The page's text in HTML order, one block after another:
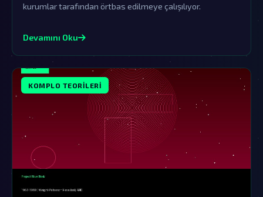
kurumlar tarafından örtbas edilmeye çalışılıyor.
Devamını Oku
KOMPLO TEORILERI